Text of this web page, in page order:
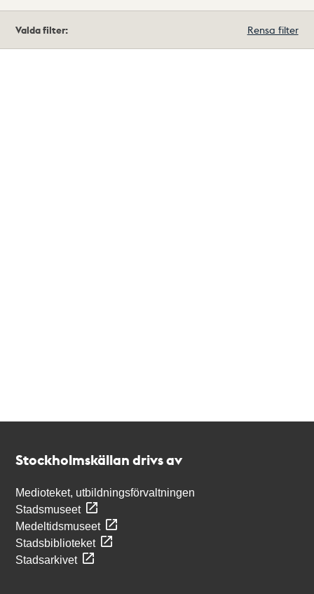
träffar
Valda filter: Rensa filter
Stockholmskällan drivs av
Medioteket, utbildningsförvaltningen
Stadsmuseet
Medeltidsmuseet
Stadsbiblioteket
Stadsarkivet